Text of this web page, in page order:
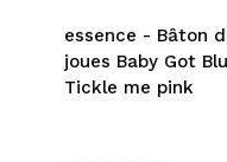
essence - Bâton
joues Baby Got
Tickle me pink